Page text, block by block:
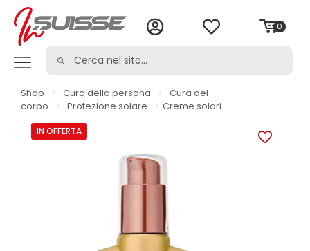
0
Shop > Cura della persona >
Cura del
corpo
> Protezione solare > Creme solari
IN OFFERTA